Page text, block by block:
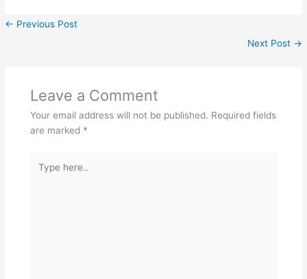
← Previous Post
Next Post →
Leave a Comment
Your email address will not be published. Required fields
are marked *